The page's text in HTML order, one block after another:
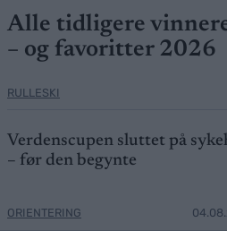
Alle tidligere
– og favoritter 2026
RULLESKI
Verdenscupen sluttet på
– før den begynte
ORIENTERING